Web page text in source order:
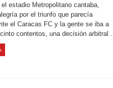
estadio Metropolitano cantaba,
por el triunfo que parecía
el Caracas FC y la gente se iba a
contentos, una decisión arbitral ...